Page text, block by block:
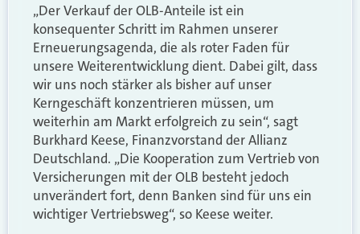
„Der Verkauf der OLB-Anteile ist ein
konsequenter Schritt im Rahmen unserer
Erneuerungsagenda, die als roter Faden für
unsere Weiterentwicklung dient. Dabei gilt, dass
wir uns noch stärker als bisher auf unser
Kerngeschäft konzentrieren müssen, um
weiterhin am Markt erfolgreich zu sein“, sagt
Burkhard Keese, Finanzvorstand der Allianz
Deutschland. „Die Kooperation zum Vertrieb von
Versicherungen mit der OLB besteht jedoch
unverändert fort, denn Banken sind für uns ein
wichtiger Vertriebsweg“, so Keese weiter.